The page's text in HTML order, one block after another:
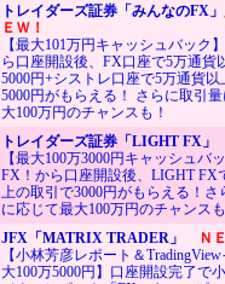
トレイダーズ証券「みんなのFX」
ＥＷ！
【最大101万円キャッシュバック
ら口座開設後、FX口座で5万通貨
5000円+シストレ口座で5万通貨
5000円がもらえる！ さらに取引
大100万円のチャンスも！
トレイダーズ証券「LIGHT FX」
【最大100万3000円キャッシュバ
FX！から口座開設後、LIGHT FX
上の取引で3000円がもらえる！さ
に応じて最大100万円のチャンスも
JFX「MATRIX TRADER」
ＮＥ
【小林芳彦レポート＆
大100万5000円】口座開設完了で